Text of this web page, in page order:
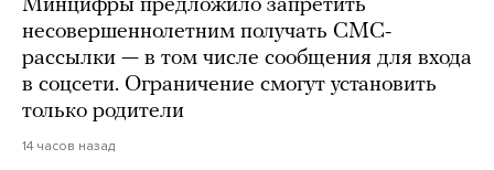
Минцифры предложило запретить
несовершеннолетним получать СМС-
рассылки — в том числе сообщения для входа
в соцсети. Ограничение смогут установить
только родители
14 часов назад